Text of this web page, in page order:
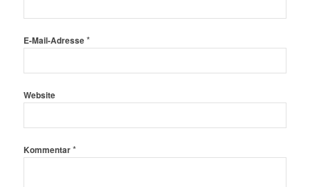
E-Mail-Adresse*
Website
Kommentar*